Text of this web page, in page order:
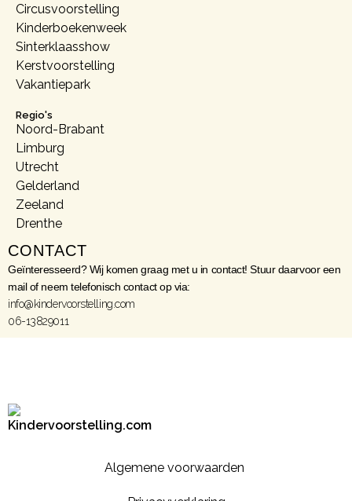
Circusvoorstelling
Kinderboekenweek
Sinterklaasshow
Kerstvoorstelling
Vakantiepark
Regio's
Noord-Brabant
Limburg
Utrecht
Gelderland
Zeeland
Drenthe
CONTACT
Geïnteresseerd? Wij komen graag met u in contact! Stuur daarvoor een
mail of neem telefonisch contact op via:
info@kindervoorstelling.com
06-13829011
Algemene voorwaarden